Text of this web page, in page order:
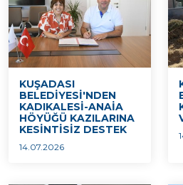
KUŞADASI
BELEDİYESİ'NDEN
KADIKALESİ-ANAİA
HÖYÜĞÜ KAZILARINA
KESİNTİSİZ DESTEK
14.07.2026